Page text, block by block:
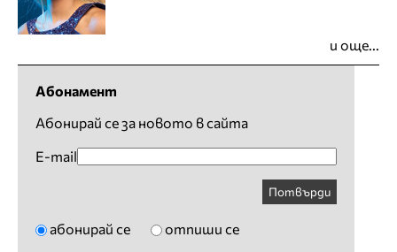
и още...
Абонамент
Абонирай се за новото в сайта
E-mail
Потвърди
абонирай се отпиши се